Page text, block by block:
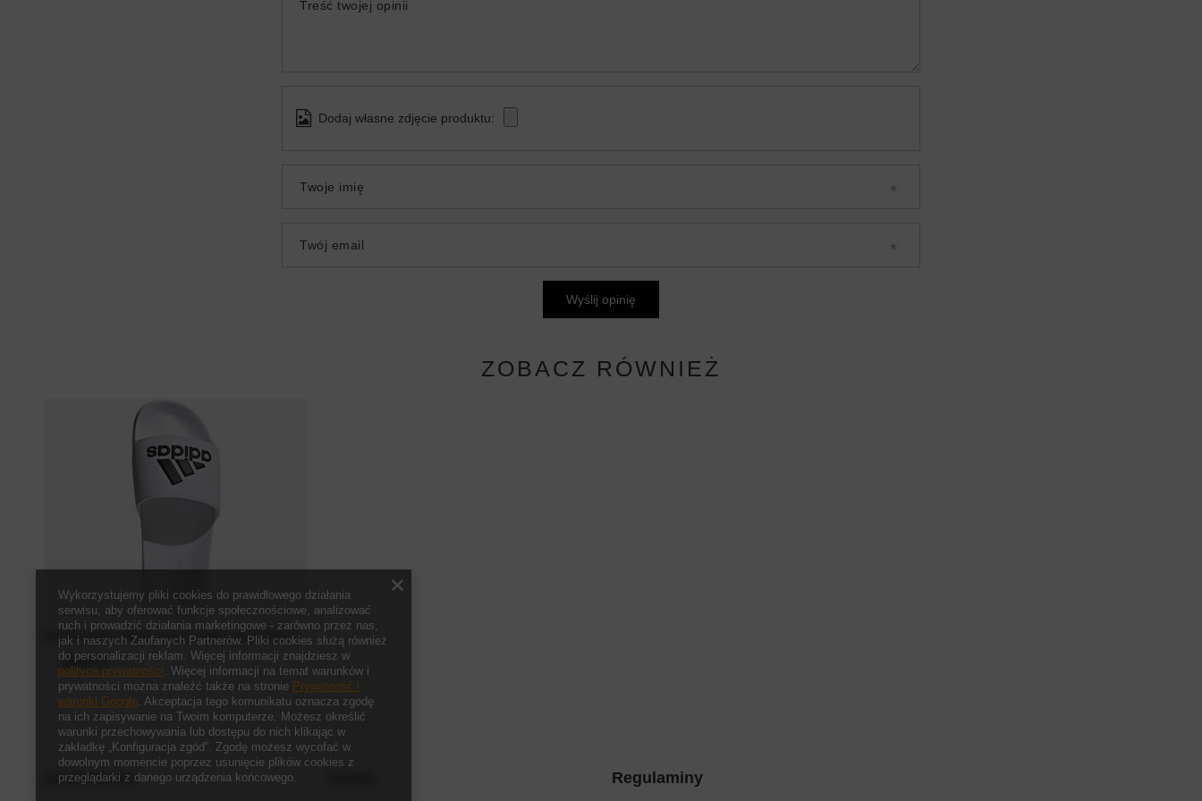
Treść twojej opinii
Dodaj własne zdjęcie produktu:
Twoje imię
Twój email
Wyślij opinię
ZOBACZ RÓWNIEŻ
Klapki adidas Adilette Shower Slides białe GZ3775
116,00 zł / szt.
Zamówienia Regulaminy
Wykorzystujemy pliki cookies do prawidłowego działania
serwisu, aby oferować funkcje społecznościowe, analizować
ruch i prowadzić działania marketingowe - zarówno przez nas,
jak i naszych Zaufanych Partnerów. Pliki cookies służą również
do personalizacji reklam. Więcej informacji znajdziesz w
polityce prywatności. Więcej informacji na temat warunków i
prywatności można znaleźć także na stronie Prywatność i
warunki Google. Akceptacja tego komunikatu oznacza zgodę
na ich zapisywanie na Twoim komputerze. Możesz określić
warunki przechowywania lub dostępu do nich klikając w
zakładkę „Konfiguracja zgód”. Zgodę możesz wycofać w
dowolnym momencie poprzez usunięcie plików cookies z
przeglądarki z danego urządzenia końcowego.